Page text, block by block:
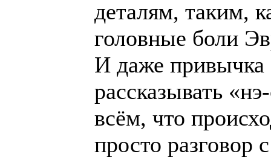
деталям, таким,
головные боли
И даже привычка
рассказывать
всём, что
просто разговор